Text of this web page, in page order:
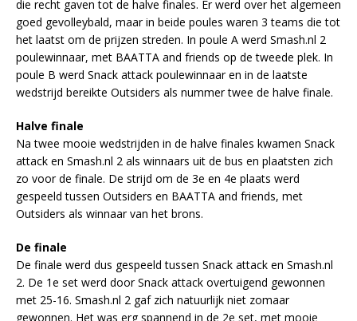
die recht gaven tot de halve finales. Er werd over het algemeen
goed gevolleybald, maar in beide poules waren 3 teams die tot
het laatst om de prijzen streden. In poule A werd Smash.nl 2
poulewinnaar, met BAATTA and friends op de tweede plek. In
poule B werd Snack attack poulewinnaar en in de laatste
wedstrijd bereikte Outsiders als nummer twee de halve finale.
Halve finale
Na twee mooie wedstrijden in de halve finales kwamen Snack
attack en Smash.nl 2 als winnaars uit de bus en plaatsten zich
zo voor de finale. De strijd om de 3e en 4e plaats werd
gespeeld tussen Outsiders en BAATTA and friends, met
Outsiders als winnaar van het brons.
De finale
De finale werd dus gespeeld tussen Snack attack en Smash.nl
2. De 1e set werd door Snack attack overtuigend gewonnen
met 25-16. Smash.nl 2 gaf zich natuurlijk niet zomaar
gewonnen. Het was erg spannend in de 2e set, met mooie